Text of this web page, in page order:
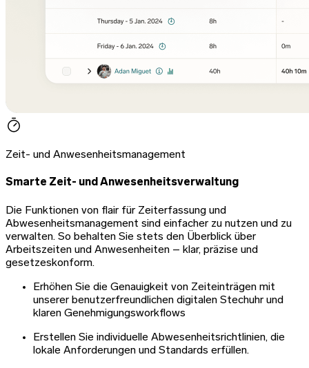
Zeit- und Anwesenheitsmanagement
Smarte Zeit- und Anwesenheitsverwaltung
Die Funktionen von flair für Zeiterfassung und
Abwesenheitsmanagement sind einfacher zu nutzen und zu
verwalten. So behalten Sie stets den Überblick über
Arbeitszeiten und Anwesenheiten – klar, präzise und
gesetzeskonform.
Erhöhen Sie die Genauigkeit von Zeiteinträgen mit
unserer benutzerfreundlichen digitalen Stechuhr und
klaren Genehmigungsworkflows
Erstellen Sie individuelle Abwesenheitsrichtlinien, die
lokale Anforderungen und Standards erfüllen.